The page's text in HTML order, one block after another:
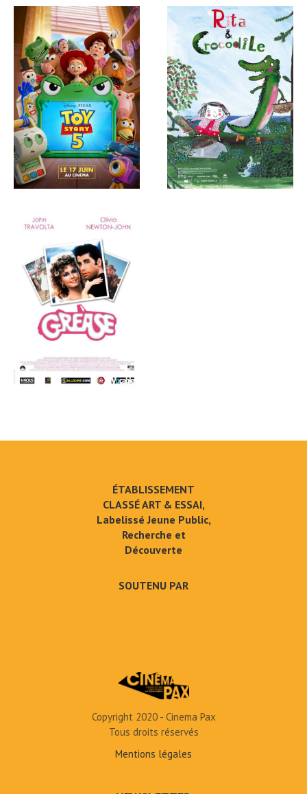
ÉTABLISSEMENT
CLASSÉ ART & ESSAI,
Labelissé Jeune Public,
Recherche et
Découverte
SOUTENU PAR
Copyright 2020 - Cinema Pax
Tous droits réservés
Mentions légales